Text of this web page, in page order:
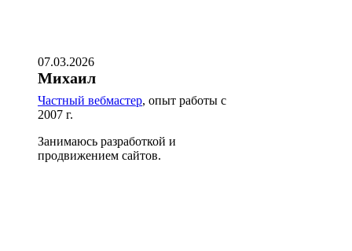
07.03.2026
Михаил
Частный вебмастер, опыт работы с
2007 г.
Занимаюсь разработкой и
продвижением сайтов.